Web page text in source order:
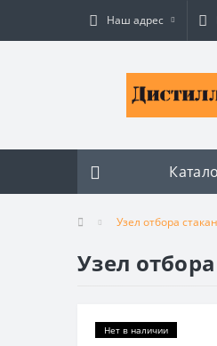
Наш адрес
Узел отбора
Узел
Нет в наличии